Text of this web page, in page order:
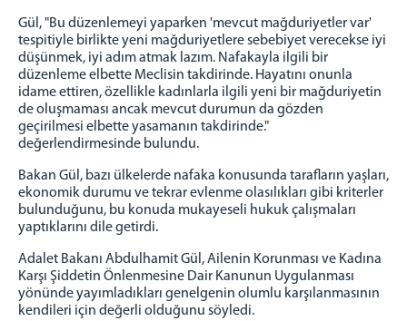
Gül, "Bu düzenlemeyi yaparken 'mevcut mağduriyetler var'
tespitiyle birlikte yeni mağduriyetlere sebebiyet verecekse iyi
düşünmek, iyi adım atmak lazım. Nafakayla ilgili bir
düzenleme elbette Meclisin takdirinde. Hayatını onunla
idame ettiren, özellikle kadınlarla ilgili yeni bir mağduriyetin
de oluşmaması ancak mevcut durumun da gözden
geçirilmesi elbette yasamanın takdirinde."
değerlendirmesinde bulundu.
Bakan Gül, bazı ülkelerde nafaka konusunda tarafların yaşları,
ekonomik durumu ve tekrar evlenme olasılıkları gibi kriterler
bulunduğunu, bu konuda mukayeseli hukuk çalışmaları
yaptıklarını dile getirdi.
Adalet Bakanı Abdulhamit Gül, Ailenin Korunması ve Kadına
Karşı Şiddetin Önlenmesine Dair Kanunun Uygulanması
yönünde yayımladıkları genelgenin olumlu karşılanmasının
kendileri için değerli olduğunu söyledi.